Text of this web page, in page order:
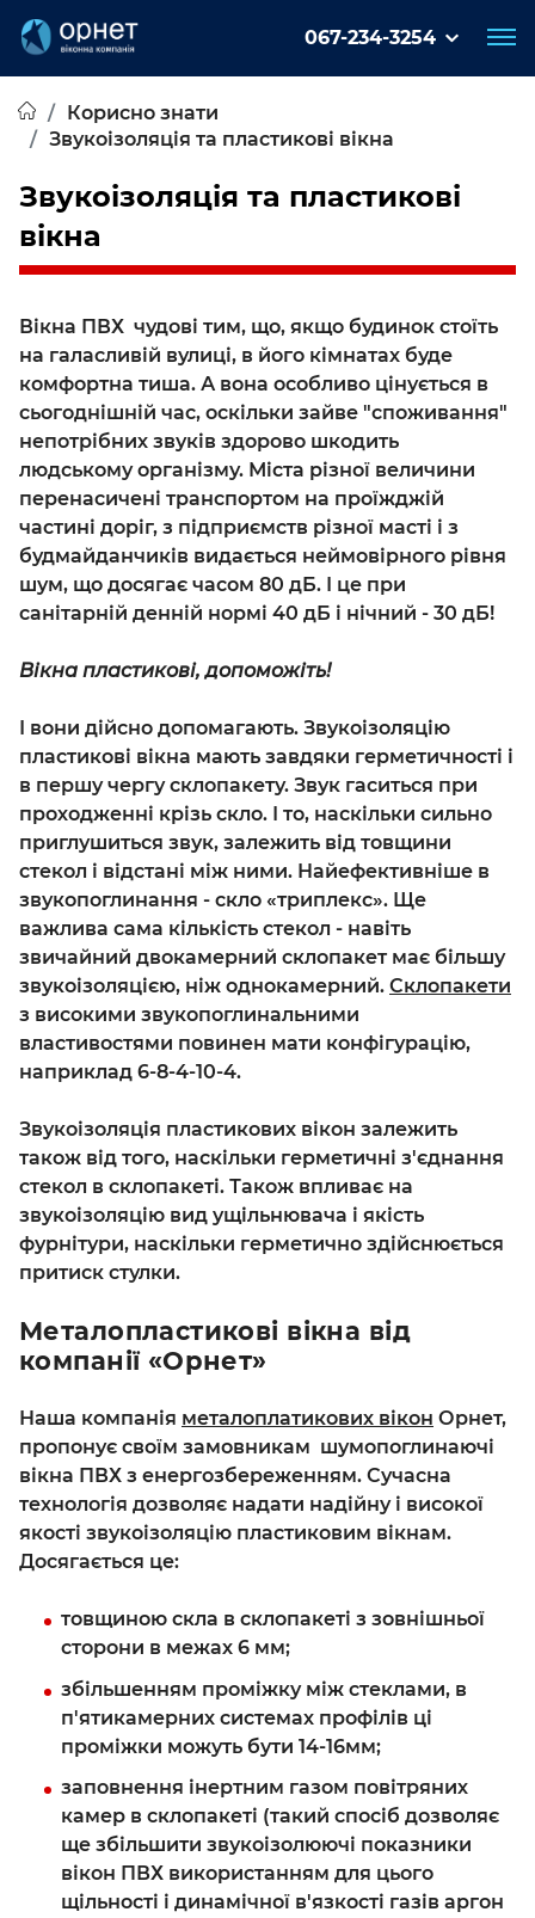
067-234-3254
Корисно знати
Звукоізоляція та пластикові вікна
Звукоізоляція та пластикові
вікна
Вікна ПВХ чудові тим, що, якщо будинок стоїть
на галасливій вулиці, в його кімнатах буде
комфортна тиша. А вона особливо цінується в
сьогоднішній час, оскільки зайве "споживання"
непотрібних звуків здорово шкодить
людському організму. Міста різної величини
перенасичені транспортом на проїжджій
частині доріг, з підприємств різної масті і з
будмайданчиків видається неймовірного рівня
шум, що досягає часом 80 дБ. І це при
санітарній денній нормі 40 дБ і нічний - 30 дБ!
Вікна пластикові, допоможіть!
І вони дійсно допомагають. Звукоізоляцію
пластикові вікна мають завдяки герметичності і
в першу чергу склопакету. Звук гаситься при
проходженні крізь скло. І то, наскільки сильно
приглушиться звук, залежить від товщини
стекол і відстані між ними. Найефективніше в
звукопоглинання - скло «триплекс». Ще
важлива сама кількість стекол - навіть
звичайний двокамерний склопакет має більшу
звукоізоляцією, ніж однокамерний. Склопакети
з високими звукопоглинальними
властивостями повинен мати конфігурацію,
наприклад 6-8-4-10-4.
Звукоізоляція пластикових вікон залежить
також від того, наскільки герметичні з'єднання
стекол в склопакеті. Також впливає на
звукоізоляцію вид ущільнювача і якість
фурнітури, наскільки герметично здійснюється
притиск стулки.
Металопластикові вікна від
компанії «Орнет»
Наша компанія металоплатикових вікон Орнет,
пропонує своїм замовникам шумопоглинаючі
вікна ПВХ з енергозбереженням. Сучасна
технологія дозволяє надати надійну і високої
якості звукоізоляцію пластиковим вікнам.
Досягається це:
товщиною скла в склопакеті з зовнішньої
сторони в межах 6 мм;
збільшенням проміжку між стеклами, в
п'ятикамерних системах профілів ці
проміжки можуть бути 14-16мм;
заповнення інертним газом повітряних
камер в склопакеті (такий спосіб дозволяє
ще збільшити звукоізолюючі показники
вікон ПВХ використанням для цього
щільності і динамічної в'язкості газів аргон